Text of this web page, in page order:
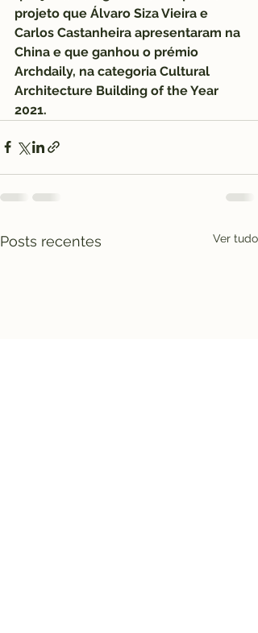
projeto que Álvaro Siza Vieira e
Carlos Castanheira apresentaram na
China e que ganhou o prémio
Archdaily, na categoria Cultural
Architecture Building of the Year
2021.
Posts recentes Ver tudo